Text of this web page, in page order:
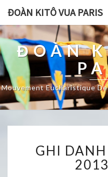
ĐOÀN KITÔ VUA PARIS
ĐOÀN
Mouvement Eucharistique
GHI